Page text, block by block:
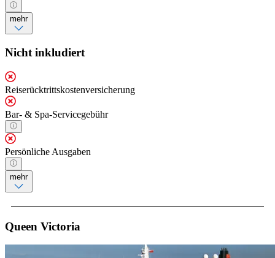
mehr
Nicht inkludiert
Reiserücktrittskostenversicherung
Bar- & Spa-Servicegebühr
Persönliche Ausgaben
mehr
Queen Victoria